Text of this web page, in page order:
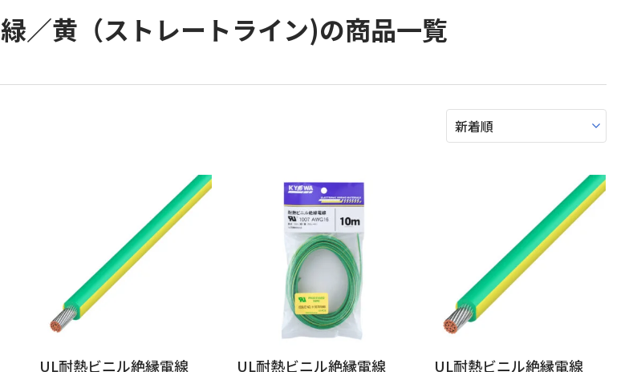
緑／黄（ストレートライン)の商品一覧
UL耐熱ビニル絶縁電線
UL耐熱ビニル絶縁電線
UL耐熱ビニル絶縁電線